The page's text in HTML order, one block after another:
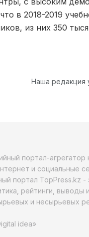
в 2018-2019
из них 350
Наша редакция
портал-
и социальные
портал TopPress.kz -
рейтинги,
и несырьевых
idea»